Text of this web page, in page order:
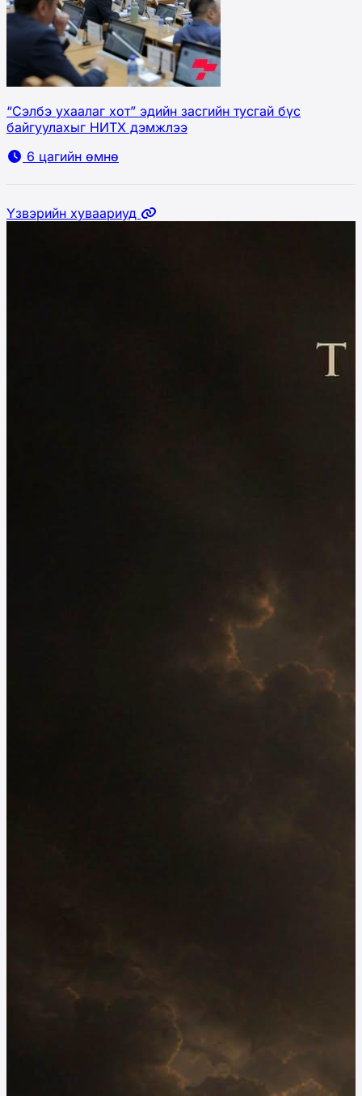
“Сэлбэ ухаалаг хот” эдийн засгийн тусгай бүс
байгуулахыг НИТХ дэмжлээ
6 цагийн өмнө
Үзвэрийн хуваариуд